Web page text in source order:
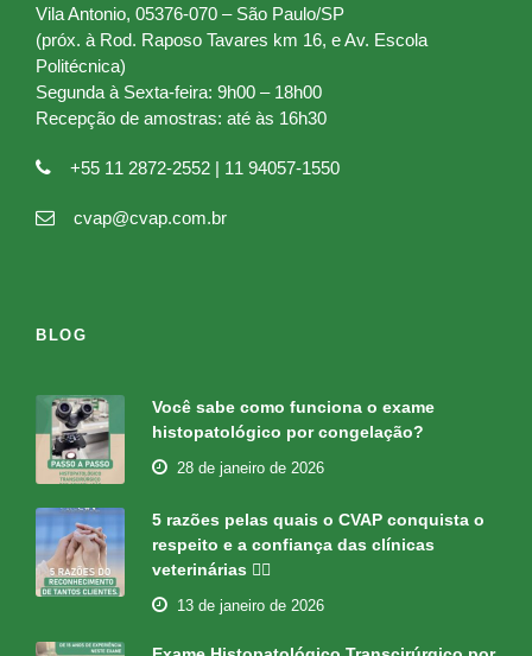
Vila Antonio, 05376-070 – São Paulo/SP
(próx. à Rod. Raposo Tavares km 16, e Av. Escola
Politécnica)
Segunda à Sexta-feira: 9h00 – 18h00
Recepção de amostras: até às 16h30
+55 11 2872-2552 | 11 94057-1550
cvap@cvap.com.br
BLOG
Você sabe como funciona o exame
histopatológico por congelação?
28 de janeiro de 2026
5 razões pelas quais o CVAP conquista o
respeito e a confiança das clínicas
veterinárias 👇🏻
13 de janeiro de 2026